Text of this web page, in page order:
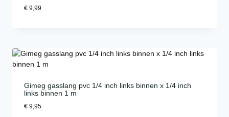
€ 9,99
Gimeg gasslang pvc 1/4 inch links binnen x 1/4 inch
links binnen 1 m
€ 9,95